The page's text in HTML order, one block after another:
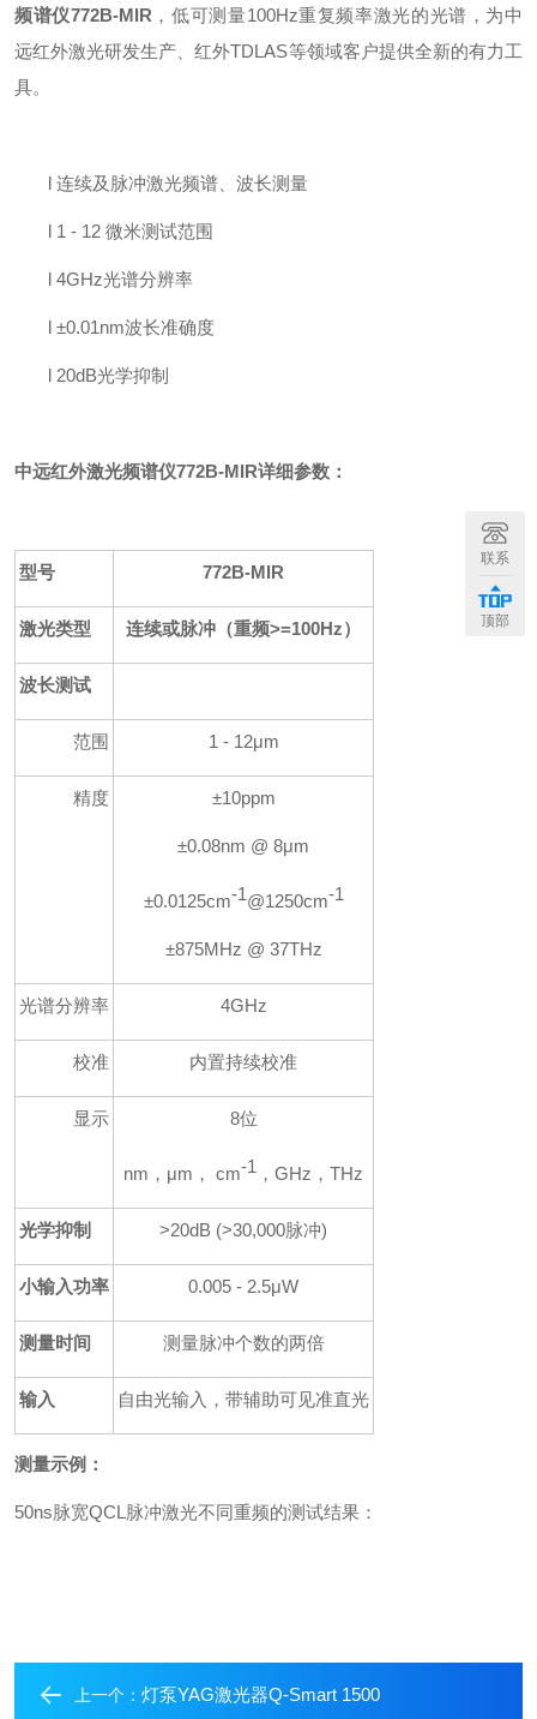
频谱仪772B-MIR ，低可测量100Hz重复频率激光的光谱，为中
远红外激光研发生产、红外TDLAS等领域客户提供全新的有力工
具。
l 连续及脉冲激光频谱、波长测量
l 1 - 12 微米测试范围
l 4GHz光谱分辨率
l ±0.01nm波长准确度
l 20dB光学抑制
中远红外激光频谱仪772B-MIR详细参数：
+
型号 772B-MIR
激光类型 连续或脉冲（重频>=100Hz）
波长测试
范围 1 - 12μm
精度 ±10ppm
±0.08nm @ 8μm
±0.0125cm-1@1250cm-1
±875MHz @ 37THz
光谱分辨率 4GHz
校准 内置持续校准
显示 8位
nm， μm， cm-1 ，GHz，THz
光学抑制 >20dB (>30,000脉冲)
小输入功率 0.005 - 2.5μW
测量时间 测量脉冲个数的两倍
输入 自由光输入，带辅助可见准直光
测量示例：
50ns脉宽QCL脉冲激光不同重频的测试结果：
上一个： 灯泵YAG激光器Q-Smart 1500
联系
顶部